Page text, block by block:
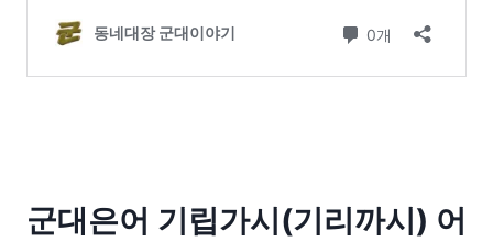
군대은어 기립가시(기리까시) 어